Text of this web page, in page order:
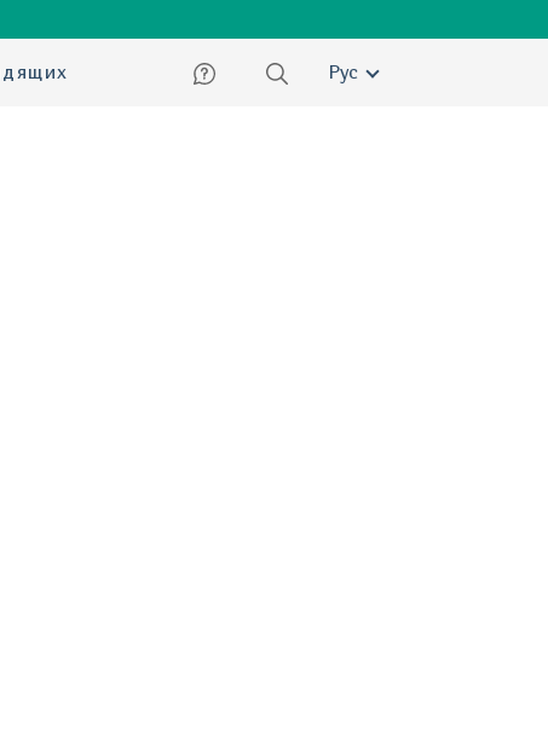
Русский